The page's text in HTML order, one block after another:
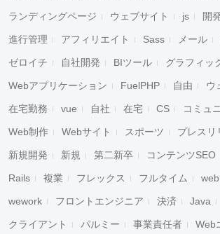
ランディングページ ウェブサイト js 開
進行管理 アフィリエイト Sass メール
ゼロイチ 自社開発 BIツール グラフィッ
Webアプリケーション FuelPHP 自由 ウ
在宅勤務 vue 自社 在宅 CS コミュ
Web制作 Webサイト スポーツ プレスリ
新規開発 新規 第二新卒 コンテンツSEO
Rails 複業 フレックス フルタイム
wework フロントエンジニア 決済 Java
クライアント パルミー 事業責任者 Web